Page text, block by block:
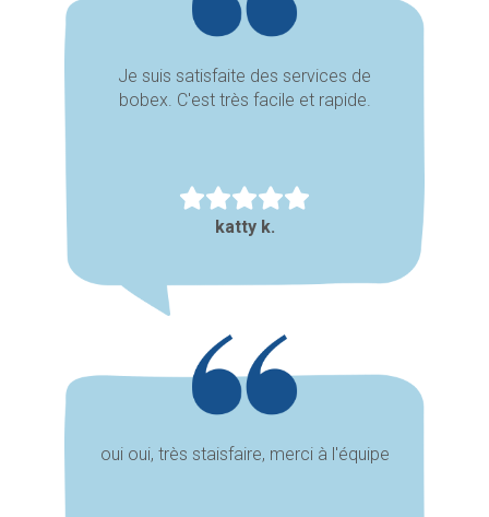
Je suis satisfaite des services de
bobex. C'est très facile et rapide.
katty k.
oui oui, très staisfaire, merci à l'équipe